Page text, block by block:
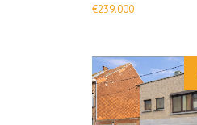
€239.000